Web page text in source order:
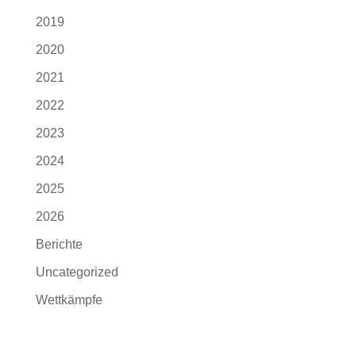
2019
2020
2021
2022
2023
2024
2025
2026
Berichte
Uncategorized
Wettkämpfe